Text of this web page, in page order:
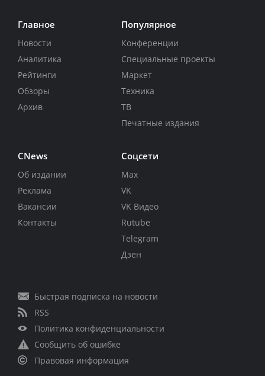
Главное
Новости
Аналитика
Рейтинги
Обзоры
Архив
Популярное
Конференции
Специальные проекты
Маркет
Техника
ТВ
Печатные издания
CNews
Об издании
Реклама
Вакансии
Контакты
Соцсети
Max
VK
VK Видео
Rutube
Telegram
Дзен
Быстрая подписка на новости
RSS
Политика конфиденциальности
Сообщить об ошибке
Правовая информация